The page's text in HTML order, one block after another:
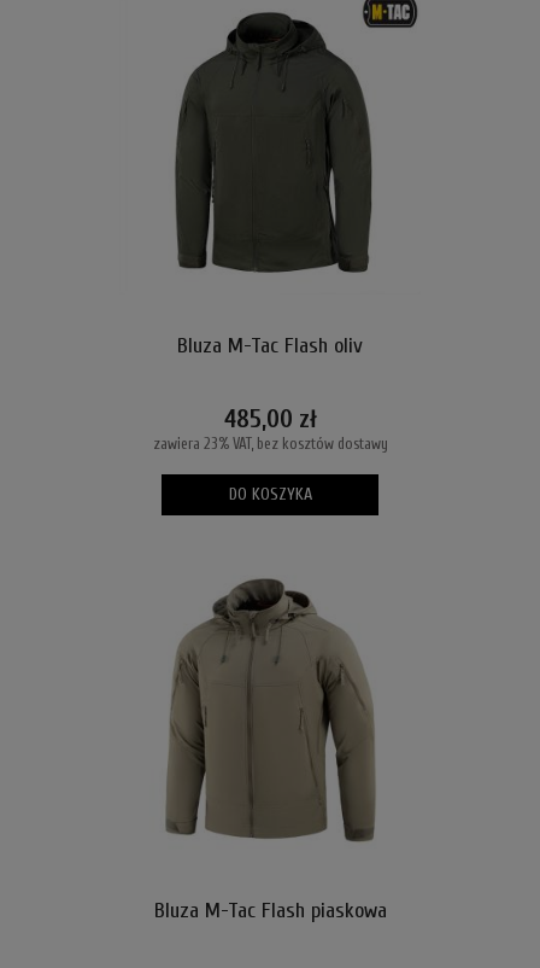
Bluza M-Tac Flash oliv
485,00 zł
zawiera 23% VAT, bez kosztów dostawy
DO KOSZYKA
Bluza M-Tac Flash piaskowa